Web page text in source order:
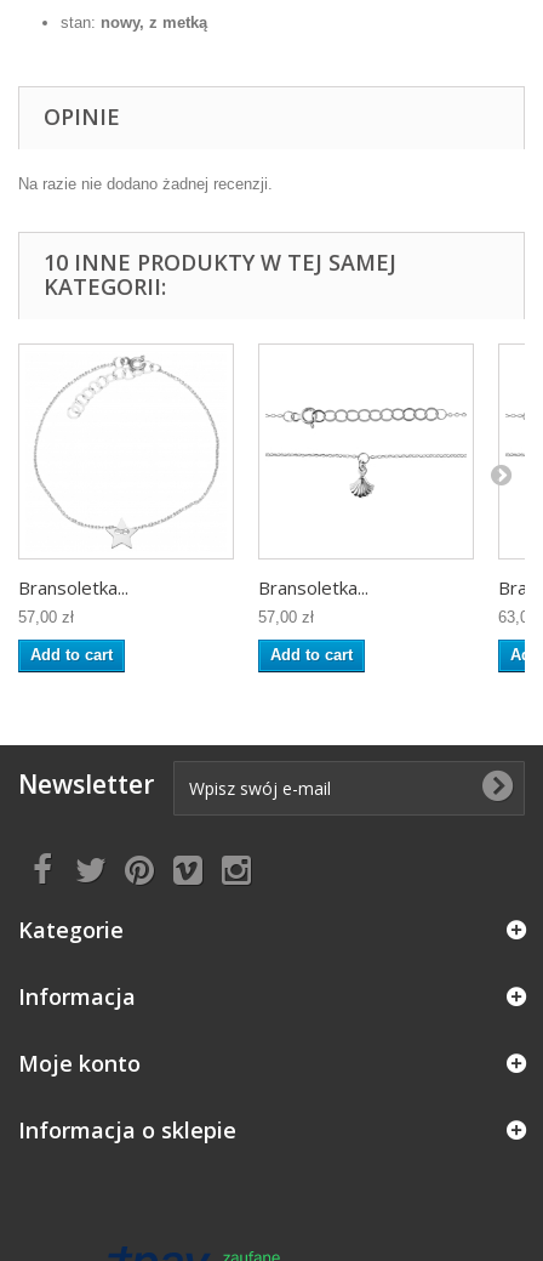
stan: nowy, z metką
OPINIE
Na razie nie dodano żadnej recenzji.
10 INNE PRODUKTY W TEJ SAMEJ
KATEGORII:
Bransoletka...
57,00 zł
Add to cart
Bransoletka...
57,00 zł
Add to cart
63,00
Newsletter
Kategorie
Informacja
Moje konto
Informacja o sklepie